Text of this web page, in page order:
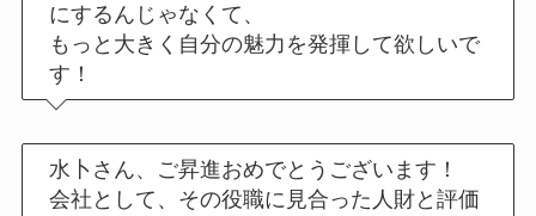
にするんじゃなくて、
もっと大きく自分の魅力を発揮して欲しいで
す！
水卜さん、ご昇進おめでとうございます！
会社として、その役職に見合った人財と評価